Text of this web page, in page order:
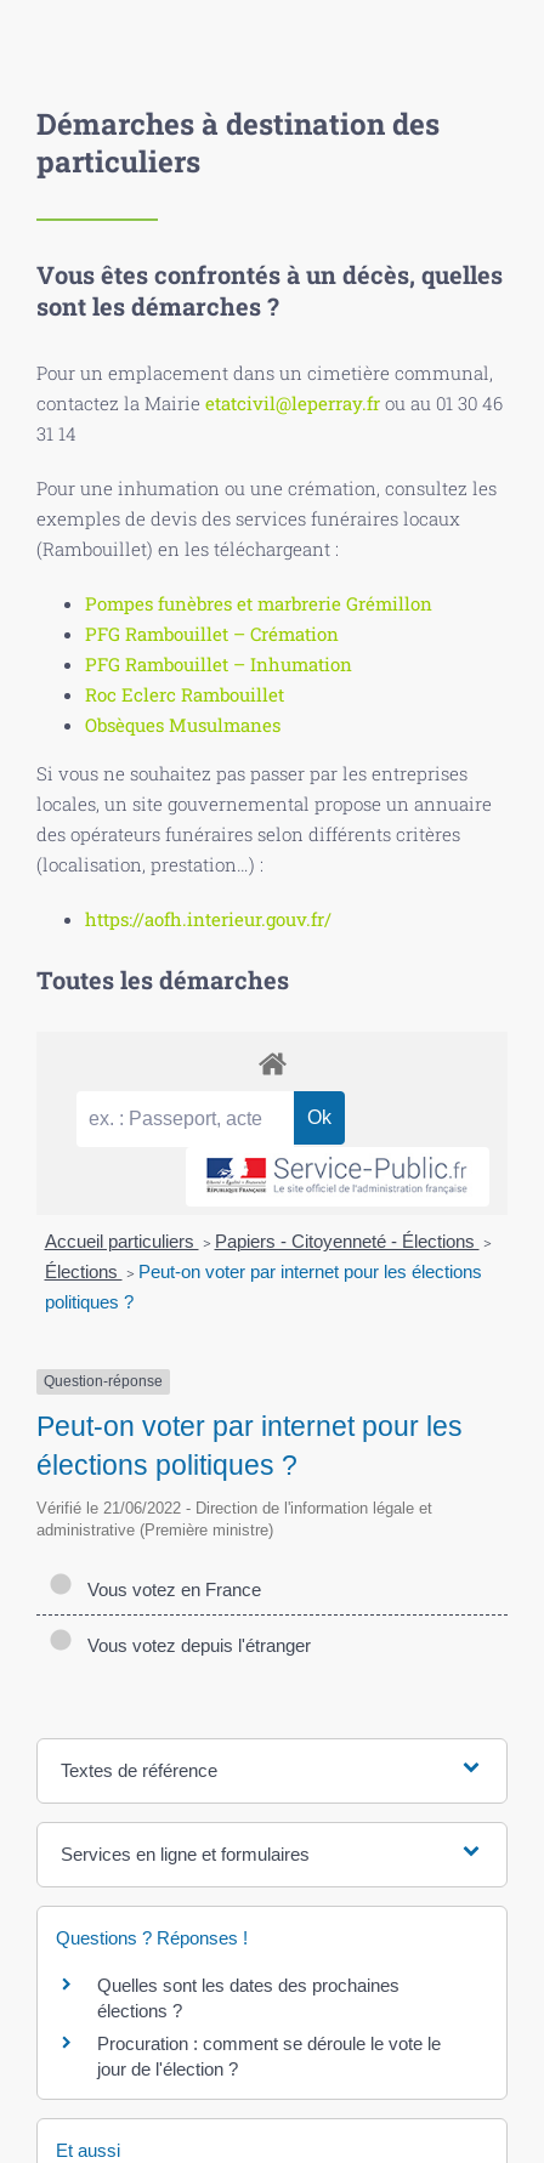
Démarches à destination des
particuliers
Vous êtes confrontés à un décès, quelles
sont les démarches ?
Pour un emplacement dans un cimetière communal,
contactez la Mairie etatcivil@leperray.fr ou au 01 30 46
31 14
Pour une inhumation ou une crémation, consultez les
exemples de devis des services funéraires locaux
(Rambouillet) en les téléchargeant :
Pompes funèbres et marbrerie Grémillon
PFG Rambouillet – Crémation
PFG Rambouillet – Inhumation
Roc Eclerc Rambouillet
Obsèques Musulmanes
Si vous ne souhaitez pas passer par les entreprises
locales, un site gouvernemental propose un annuaire
des opérateurs funéraires selon différents critères
(localisation, prestation…) :
https://aofh.interieur.gouv.fr/
Toutes les démarches
Accueil particuliers > Papiers - Citoyenneté - Élections >
Élections > Peut-on voter par internet pour les élections
politiques ?
Question-réponse
Peut-on voter par internet pour les
élections politiques ?
Vérifié le 21/06/2022 - Direction de l'information légale et
administrative (Première ministre)
Vous votez en France
Vous votez depuis l'étranger
Textes de référence
Services en ligne et formulaires
Questions ? Réponses !
Quelles sont les dates des prochaines
élections ?
Procuration : comment se déroule le vote le
jour de l'élection ?
Et aussi